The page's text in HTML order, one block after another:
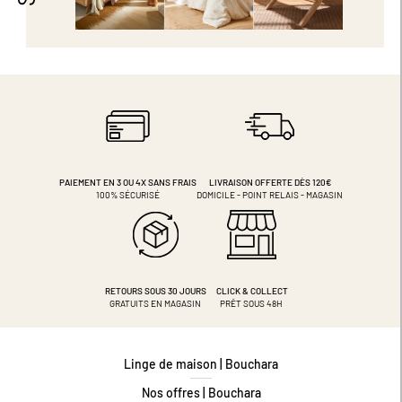
PAIEMENT EN 3 OU 4XSANS FRAIS
100% SÉCURISÉ
LIVRAISON OFFERTE DÈS 120€
DOMICILE - POINT RELAIS - MAGASIN
RETOURS SOUS 30 JOURS
GRATUITS EN MAGASIN
CLICK & COLLECT
PRÊT SOUS 48H
Linge de maison | Bouchara
Nos offres | Bouchara